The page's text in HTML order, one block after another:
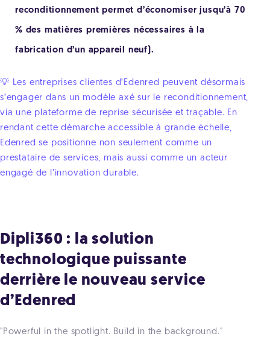
reconditionnement permet d’économiser jusqu’à 70
% des matières premières nécessaires à la
fabrication d’un appareil neuf).
💡 Les entreprises clientes d’Edenred peuvent désormais
s’engager dans un modèle axé sur le reconditionnement,
via une plateforme de reprise sécurisée et traçable. En
rendant cette démarche accessible à grande échelle,
Edenred se positionne non seulement comme un
prestataire de services, mais aussi comme un acteur
engagé de l’innovation durable.
Dipli360 : la solution
technologique puissante
derrière le nouveau service
d’Edenred
"Powerful in the spotlight. Build in the background."